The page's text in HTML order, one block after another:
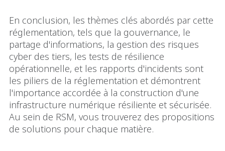
En conclusion, les thèmes clés abordés par cette
réglementation, tels que la gouvernance, le
partage d'informations, la gestion des risques
cyber des tiers, les tests de résilience
opérationnelle, et les rapports d'incidents sont
les piliers de la réglementation et démontrent
l'importance accordée à la construction d'une
infrastructure numérique résiliente et sécurisée.
Au sein de RSM, vous trouverez des propositions
de solutions pour chaque matière.